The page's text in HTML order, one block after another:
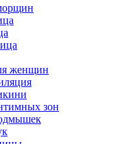
женщин
зон